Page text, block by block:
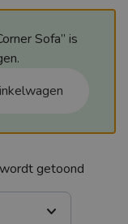
Sofa” is
getoond
expand_more